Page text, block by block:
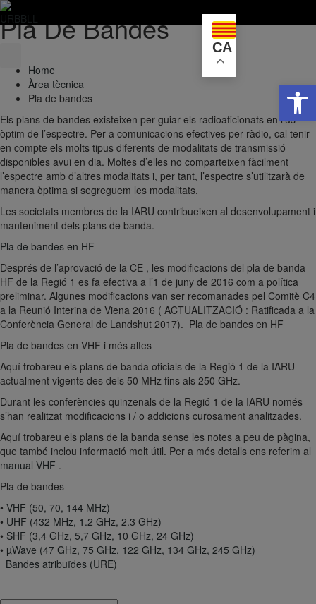
Skip
to
Pla De Bandes
Home
Àrea tècnica
Pla de bandes
Els plans de bandes existeixen per guiar els radioaficionats en l’ús
òptim de l’espectre. Per a comunicacions efectives per ràdio, cal tenir
en compte els molts tipus diferents de modalitats de transmissió
disponibles avui en dia. Moltes d’elles no comparteixen fàcilment
l’espectre amb d’altres modalitats i, per tant, l’espectre s’utilitzarà de
manera òptima si segreguem les modalitats.
Les societats membres de la IARU contribueixen al desenvolupament i
manteniment dels plans de banda.
Pla de bandes en HF
Després de l’aprovació de la CE , les modificacions del pla de banda
HF de la Regió 1 es fa efectiva a l’1 de juny de 2016 com a política
preliminar. Algunes modificacions van ser recomanades pel Comitè C4
a la Reunió Interina de Viena 2016 ( ACTUALITZACIÓ : Ratificada a la
Conferència General de Landshut 2017). Pla de bandes en HF
Pla de bandes en VHF i més altes
Aquí trobareu els plans de banda oficials de la Regió 1 de la IARU
actualment vigents des dels 50 MHz fins als 250 GHz.
Durant les conferències quinzenals de la Regió 1 de la IARU només
s’han realitzat modificacions i / o addicions curosament analitzades.
Aquí trobareu els plans de la banda sense les notes a peu de pàgina,
que també inclou informació molt útil. Per a més detalls ens referim al
manual VHF .
Pla de bandes
• VHF (50, 70, 144 MHz)
• UHF (432 MHz, 1.2 GHz, 2.3 GHz)
• SHF (3,4 GHz, 5,7 GHz, 10 GHz, 24 GHz)
• µWave (47 GHz, 75 GHz, 122 GHz, 134 GHz, 245 GHz)
Bandes atribuïdes (URE)
CA
Obre